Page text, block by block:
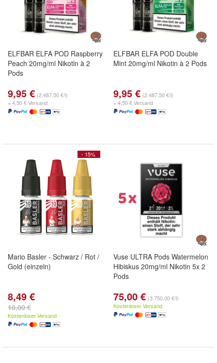
ELFBAR ELFA POD Raspberry
Peach 20mg/ml Nikotin à 2
Pods
9,95 € (2.487,50 €/l)
+ 4,50 € Versand
ELFBAR ELFA POD Double
Mint 20mg/ml Nikotin à 2 Pods
9,95 € (2.487,50 €/l)
+ 4,50 € Versand
- 15%
Mario Basler - Schwarz / Rot /
Gold (einzeln)
8,49 €
10,00 €
Kostenloser Versand
Vuse ULTRA Pods Watermelon
Hibiskus 20mg/ml Nikotin 5x 2
Pods
75,00 € (3.750,00 €/l)
Kostenloser Versand